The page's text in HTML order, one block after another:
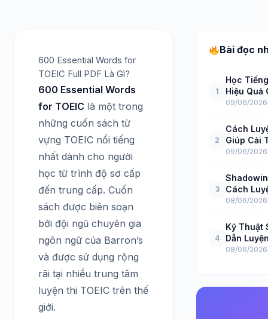
600 Essential Words for
TOEIC Full PDF Là Gì?
600 Essential Words
for TOEIC là một trong
những cuốn sách từ
vựng TOEIC nổi tiếng
nhất dành cho người
học từ trình độ sơ cấp
đến trung cấp. Cuốn
sách được biên soạn
bởi đội ngũ chuyên gia
ngôn ngữ của Barron’s
và được sử dụng rộng
rãi tại nhiều trung tâm
luyện thi TOEIC trên thế
giới.
Bài đọc
1
Học
Hiệu Quả
09/06/2026
2
Cách
Giúp Cải
09/06/2026
3
Cách
Hiệu Quả
08/06/2026
4
Kỹ Thuật
Dẫn
08/06/2026